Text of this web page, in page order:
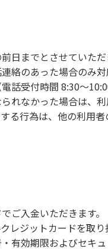
めてください。
場合は午後5時まで
30分から午前10時ま
ます。
ャンプファイヤー、
ると短時間で増水
も、上流で雨が降
日までとさせていただ
絡のあった場合のみ対
話受付時間 8:30～
れなかった場合は、
る行為は、他の利用
ご入金いただきます。
レジットカードを取り
効期限およびセキュ